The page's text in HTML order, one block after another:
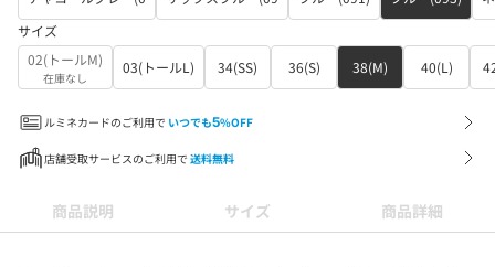
サイズ
02(トールM)
在庫なし
03(トールL) 34(SS) 36(S) 38(M) 40(L)
ルミネカードのご利用で いつでも5%OFF
店舗受取サービスのご利用で 送料無料
商品説明 サイズ 商品詳細